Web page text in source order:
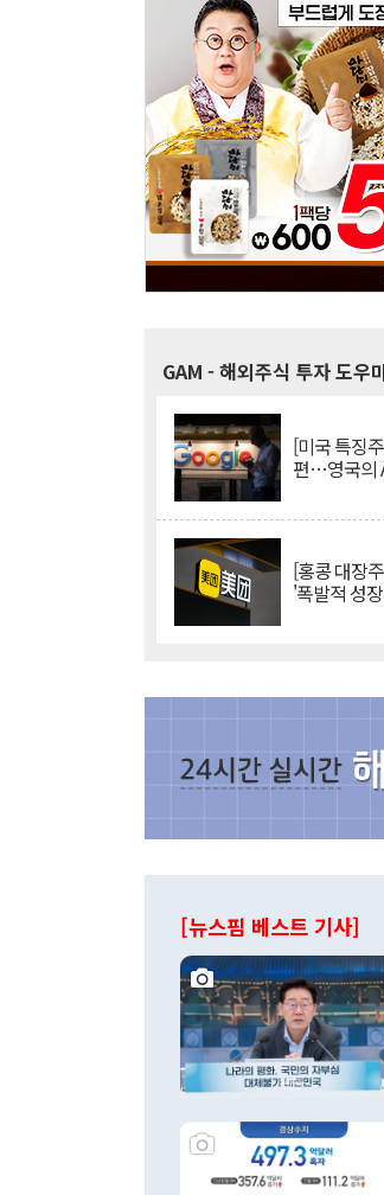
GAM - 해외주식 투자 도우
[미국 특징
편…영국의
[홍콩 대장
'폭발적 성
[뉴스핌 베스트 기사]